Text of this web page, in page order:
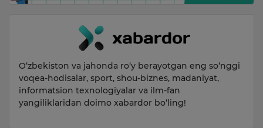
O‘zbekiston va jahonda ro‘y berayotgan eng so‘nggi
voqea-hodisalar, sport, shou-biznes, madaniyat,
informatsion texnologiyalar va ilm-fan
yangiliklaridan doimo xabardor bo‘ling!